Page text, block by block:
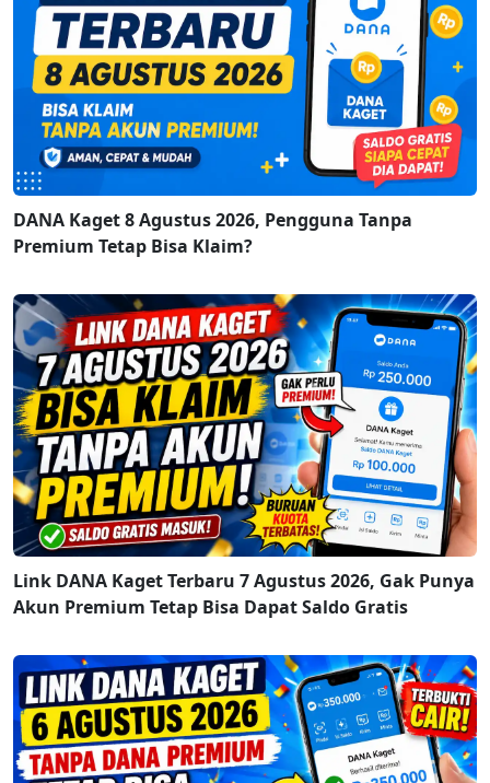
DANA Kaget 8 Agustus 2026, Pengguna Tanpa
Premium Tetap Bisa Klaim?
Link DANA Kaget Terbaru 7 Agustus 2026, Gak Punya
Akun Premium Tetap Bisa Dapat Saldo Gratis